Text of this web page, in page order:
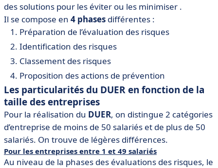
des solutions pour les éviter ou les minimiser .
Il se compose en 4 phases différentes :
Préparation de l’évaluation des risques
Identification des risques
Classement des risques
Proposition des actions de prévention
Les particularités du DUER en fonction de la
taille des entreprises
Pour la réalisation du DUER, on distingue 2 catégories
d’entreprise de moins de 50 salariés et de plus de 50
salariés. On trouve de légères différences.
Pour les entreprises entre 1 et 49 salariés
Au niveau de la phases des évaluations des risques, le